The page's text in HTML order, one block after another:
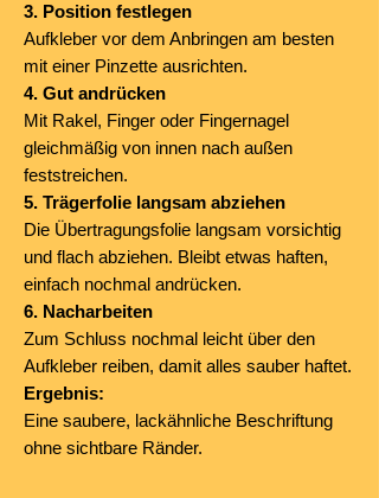
3. Position festlegen
Aufkleber vor dem Anbringen am besten
mit einer Pinzette ausrichten.
4. Gut andrücken
Mit Rakel, Finger oder Fingernagel
gleichmäßig von innen nach außen
feststreichen.
5. Trägerfolie langsam abziehen
Die Übertragungsfolie langsam vorsichtig
und flach abziehen. Bleibt etwas haften,
einfach nochmal andrücken.
6. Nacharbeiten
Zum Schluss nochmal leicht über den
Aufkleber reiben, damit alles sauber haftet.
Ergebnis:
Eine saubere, lackähnliche Beschriftung
ohne sichtbare Ränder.